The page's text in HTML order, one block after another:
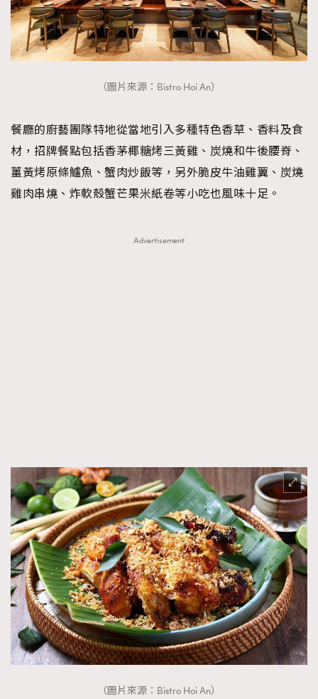
（圖片來源：Bistro Hoi An）
餐廳的廚藝團隊特地從當地引入多種特色香草、香料及食
材，招牌餐點包括香茅椰糖烤三黃雞、炭燒和牛後腰脊、
薑黃烤原條鱸魚、蟹肉炒飯等，另外脆皮牛油雞翼、炭燒
雞肉串燒、炸軟殼蟹芒果米紙卷等小吃也風味十足。
Advertisement
（圖片來源：Bistro Hoi An）